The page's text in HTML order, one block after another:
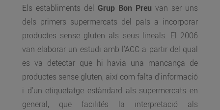
Els establiments del Grup Bon Preu van ser uns
dels primers supermercats del país a incorporar
productes sense gluten als seus lineals. El 2006
van elaborar un estudi amb l’ACC a partir del qual
es va detectar que hi havia una mancança de
productes sense gluten, així com falta d’informació
i d’un etiquetatge estàndard als supermercats en
general, que facilités la interpretació als